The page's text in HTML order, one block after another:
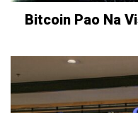
Bitcoin Pao Na